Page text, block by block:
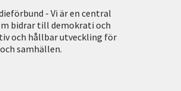
- Vi är en central
bidrar till demokrati och
och hållbar utveckling för
samhällen.